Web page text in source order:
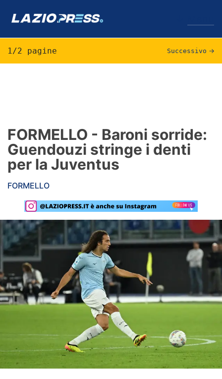
Formello
Infortuni
Primavera
Calciomercato
Lazio Women
Rassegna Lazio
Social
Calcio
Serie A
Champions League
Europa League
Altri Sport
1/2 pagine Successivo →
FORMELLO - Baroni sorride:
Guendouzi stringe i denti
per la Juventus
FORMELLO